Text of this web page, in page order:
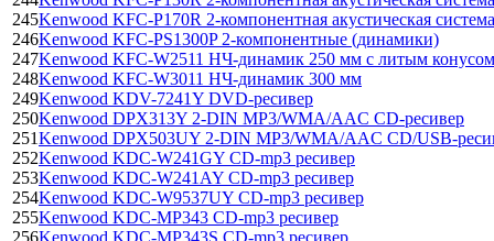
245Kenwood KFC-P170R 2-компонентная акустическая система
246Kenwood KFC-PS1300P 2-компонентные (динамики)
247Kenwood KFC-W2511 НЧ-динамик 250 мм с литым конусом
248Kenwood KFC-W3011 НЧ-динамик 300 мм
249Kenwood KDV-7241Y DVD-ресивер
250Kenwood DPX313Y 2-DIN MP3/WMA/AAC CD-ресивер
251Kenwood DPX503UY 2-DIN MP3/WMA/AAC CD/USB-
252Kenwood KDC-W241GY CD-mp3 ресивер
253Kenwood KDC-W241AY CD-mp3 ресивер
254Kenwood KDC-W9537UY CD-mp3 ресивер
255Kenwood KDC-MP343 CD-mp3 ресивер